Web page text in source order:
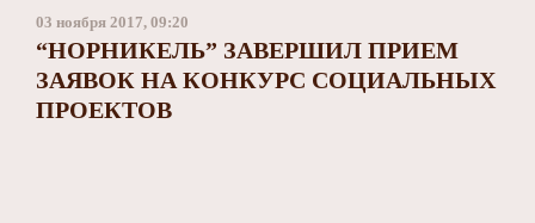
03 ноября 2017, 09:20
“НОРНИКЕЛЬ” ЗАВЕРШИЛ ПРИЕМ
ЗАЯВОК НА КОНКУРС СОЦИАЛЬНЫХ
ПРОЕКТОВ